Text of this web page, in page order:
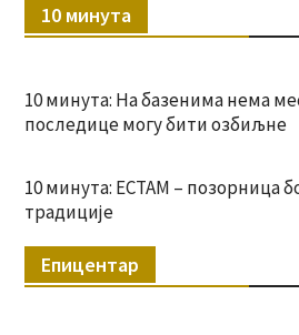
10 минута
10 минута: На базенима нема
последице могу бити озбиљне
10 минута: ЕСТАМ – позорница
традиције
Епицентар